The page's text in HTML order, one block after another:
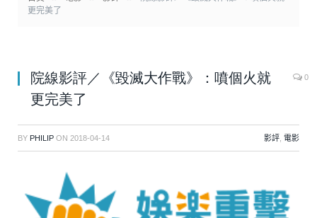
更完美了
院線影評／《毀滅大作戰》：噴個火就
更完美了
0
BY PHILIP ON 2018-04-14 影評 電影